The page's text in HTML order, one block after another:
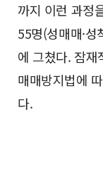
까지 이런 과정
55명(성매매·
에 그쳤다. 잠재
매매방지법에
다.